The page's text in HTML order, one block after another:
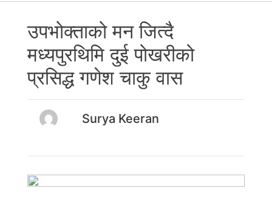
उपभोक्ताको मन जित्दै
मध्यपुरथिमि दुई पोखरीको
प्रसिद्ध गणेश चाकु वास
Surya Keeran